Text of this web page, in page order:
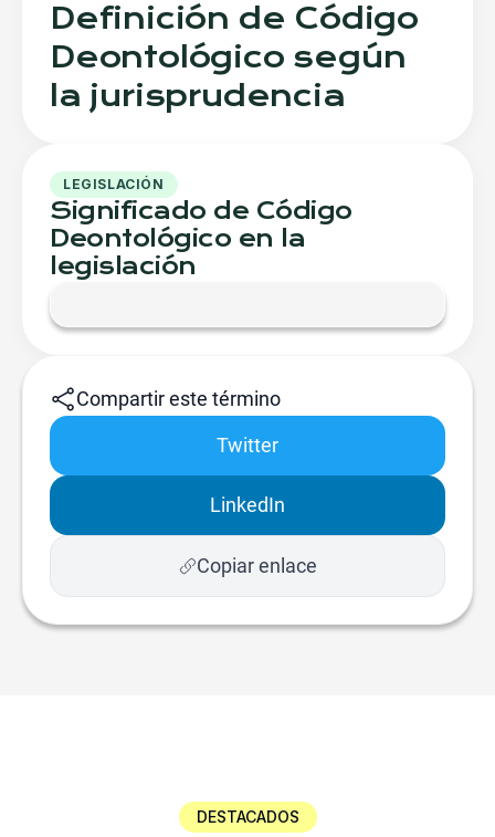
Definición de Código
Deontológico según
la jurisprudencia
LEGISLACIÓN
Significado de Código
Deontológico en la
legislación
Compartir este término
Twitter
LinkedIn
Copiar enlace
DESTACADOS